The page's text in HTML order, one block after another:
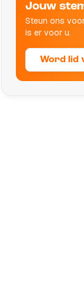
Jouw
Steun ons
is er voor u.
Word lid